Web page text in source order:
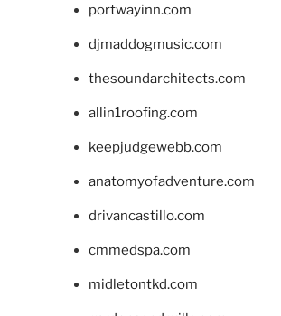
portwayinn.com
djmaddogmusic.com
thesoundarchitects.com
allin1roofing.com
keepjudgewebb.com
anatomyofadventure.com
drivancastillo.com
cmmedspa.com
midletontkd.com